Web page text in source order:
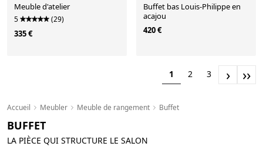
Meuble d'atelier
5 (29)
335 €
Buffet bas Louis-Philippe en
acajou
420 €
1 2 3 › ››
Accueil Meubler Meuble de rangement Buffet
BUFFET
LA PIÈCE QUI STRUCTURE LE SALON